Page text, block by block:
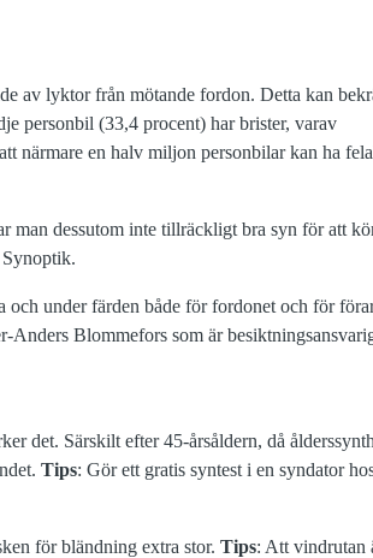
av lyktor från mötande fordon. Detta kan
personbil (33,4 procent) har brister, varav
närmare en halv miljon personbilar kan ha
man dessutom inte tillräckligt bra syn för att
och under färden både för fordonet och för
Anders Blommefors som är
det. Särskilt efter 45-årsåldern, då
Tips: Gör ett gratis syntest i en syndator
för bländning extra stor. Tips: Att vindrutan